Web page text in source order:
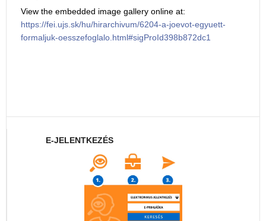
View the embedded image gallery online at:
https://fei.ujs.sk/hu/hirarchivum/6204-a-joevot-egyuett-
formaljuk-oesszefoglalo.html#sigProId398b872dc1
E-JELENTKEZÉS